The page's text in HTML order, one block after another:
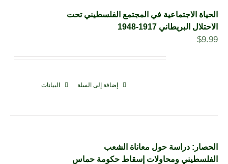
الحياة الاجتماعية في المجتمع الفلسطيني تحت
الاحتلال البريطاني 1917-1948
$9.99
إضافة إلى السلة البيانات
الحصار: دراسة حول معاناة الشعب
الفلسطيني ومحاولات إسقاط حكومة حماس